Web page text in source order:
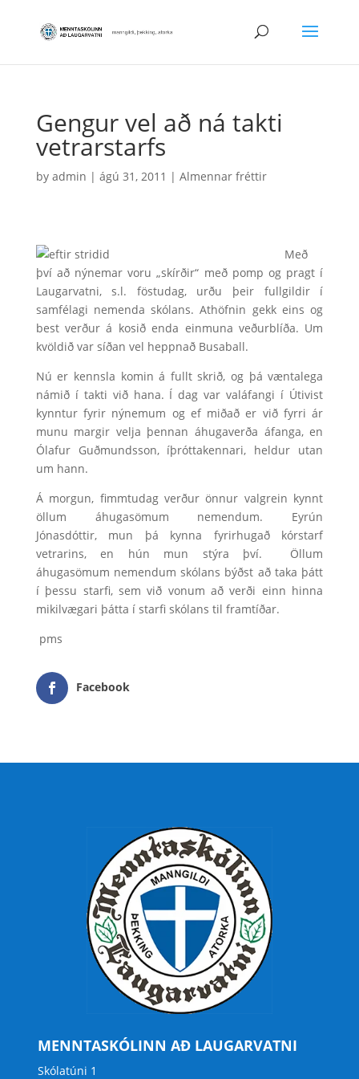
Gengur vel að ná takti
vetrarstarfs
by admin | ágú 31, 2011 | Almennar fréttir
Með
því að nýnemar voru „skírðir“ með pomp og pragt í
Laugarvatni, s.l. föstudag, urðu þeir fullgildir í
samfélagi nemenda skólans. Athöfnin gekk eins og
best verður á kosið enda einmuna veðurblíða. Um
kvöldið var síðan vel heppnað Busaball.
Nú er kennsla komin á fullt skrið, og þá væntalega
námið í takti við hana. Í dag var valáfangi í Útivist
kynntur fyrir nýnemum og ef miðað er við fyrri ár
munu margir velja þennan áhugaverða áfanga, en
Ólafur Guðmundsson, íþróttakennari, heldur utan
um hann.
Á morgun, fimmtudag verður önnur valgrein kynnt
öllum áhugasömum nemendum. Eyrún
Jónasdóttir, mun þá kynna fyrirhugað kórstarf
vetrarins, en hún mun stýra því. Öllum
áhugasömum nemendum skólans býðst að taka þátt
í þessu starfi, sem við vonum að verði einn hinna
mikilvægari þátta í starfi skólans til framtíðar.
pms
Facebook
MENNTASKÓLINN AÐ LAUGARVATNI
Skólatúni 1